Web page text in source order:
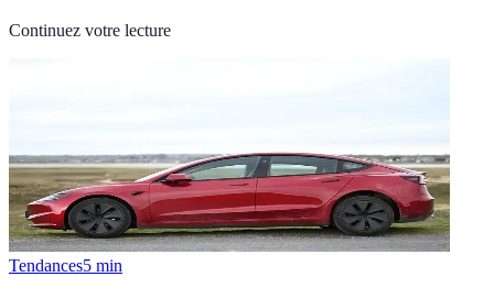
Continuez votre lecture
Tendances5 min